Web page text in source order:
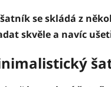
se skládá z
skvěle a navíc